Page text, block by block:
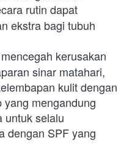
rutin dapat
ekstra bagi tubuh
kerusakan
sinar matahari,
kulit dengan
mengandung
untuk selalu
dengan SPF yang